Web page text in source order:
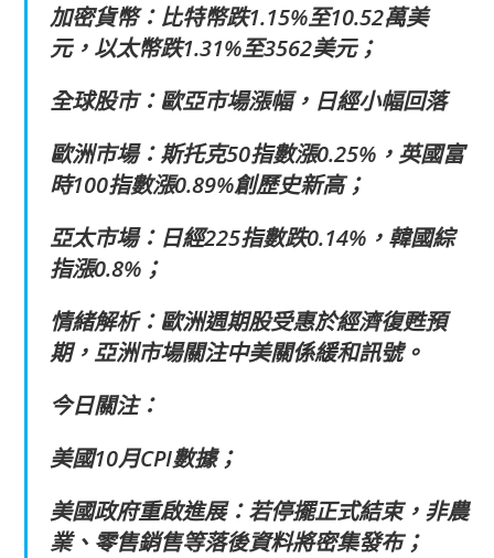
加密貨幣：比特幣跌1.15%至10.52萬美
元，以太幣跌1.31%至3562美元；
全球股市：歐亞市場漲幅，日經小幅回落
歐洲市場：斯托克50指數漲0.25%，英國富
時100指數漲0.89%創歷史新高；
亞太市場：日經225指數跌0.14%，韓國綜
指漲0.8%；
情緒解析：歐洲週期股受惠於經濟復甦預
期，亞洲市場關注中美關係緩和訊號。
今日關注：
美國10月CPI數據；
美國政府重啟進展：若停擺正式結束，非農
業、零售銷售等落後資料將密集發布；